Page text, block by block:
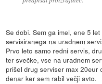
Se dobi. Sem ga imel, ene 5
servisiranega na uradnem
Prvo leto samo redni servis,
ter svečke, vse na uradnem
prišel drug serviser max 20eur
denar ker sem rabil večji avto.